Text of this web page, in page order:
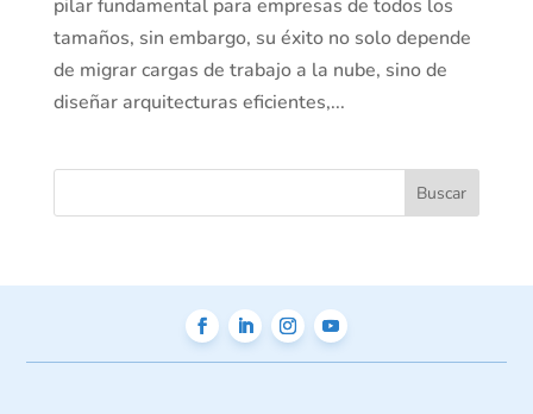
pilar fundamental para empresas de todos los
tamaños, sin embargo, su éxito no solo depende
de migrar cargas de trabajo a la nube, sino de
diseñar arquitecturas eficientes,...